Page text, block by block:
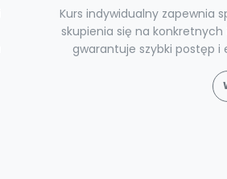
Kurs indywidualny zapewnia
skupienia się na
gwarantuje szybki postęp